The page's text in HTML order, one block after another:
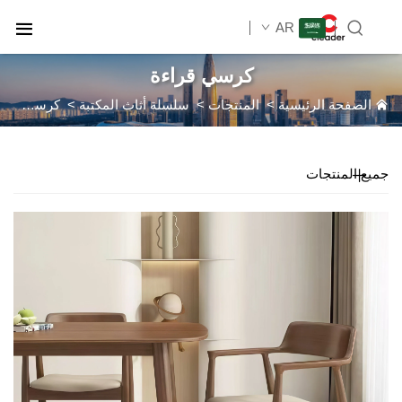
AR
كرسي قراءة
الصفحة الرئيسية >المنتجات > سلسلة أثاث المكتبة>كرسي قراءة
جميع المنتجات